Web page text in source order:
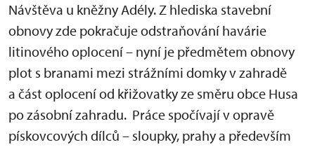
Návštěva u kněžny Adély. Z hlediska stavební
obnovy zde pokračuje odstraňování havárie
litinového oplocení – nyní je předmětem obnovy
plot s branami mezi strážními domky v zahradě
a část oplocení od křižovatky ze směru obce Husa
po zásobní zahradu. Práce spočívají v opravě
pískovcových dílců – sloupky, prahy a především